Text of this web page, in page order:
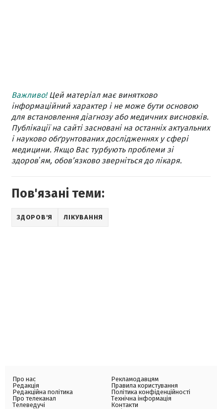
Важливо!Цей матеріал має винятково
інформаційний характер і не може бути основою
для встановлення діагнозу або медичних висновків.
Публікації на сайті засновані на останніх актуальних
і науково обґрунтованих дослідженнях у сфері
медицини. Якщо Вас турбують проблеми зі
здоровʼям, обов’язково зверніться до лікаря.
Пов'язані теми:
ЗДОРОВ'Я ЛІКУВАННЯ
Про нас
Редакція
Редакційна політика
Про телеканал
Телеведучі
Рекламодавцям
Правила користування
Політика конфіденційності
Технічна інформація
Контакти